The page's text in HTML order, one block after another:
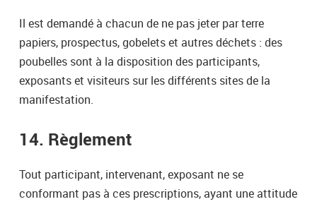
Il est demandé à chacun de ne pas jeter par terre
papiers, prospectus, gobelets et autres déchets : des
poubelles sont à la disposition des participants,
exposants et visiteurs sur les différents sites de la
manifestation.
14. Règlement
Tout participant, intervenant, exposant ne se
conformant pas à ces prescriptions, ayant une attitude